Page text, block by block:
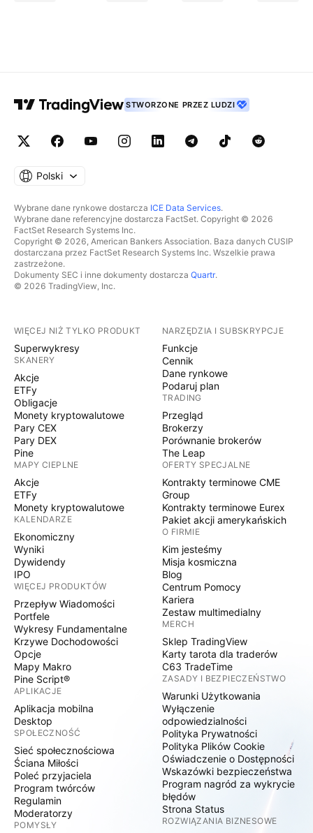
STWORZONE PRZEZ LUDZI
Polski
Wybrane dane rynkowe dostarcza ICE Data Services.
Wybrane dane referencyjne dostarcza FactSet. Copyright © 2026
FactSet Research Systems Inc.
Copyright © 2026, American Bankers Association. Baza danych CUSIP
dostarczana przez FactSet Research Systems Inc. Wszelkie prawa
zastrzeżone.
Dokumenty SEC i inne dokumenty dostarcza Quartr.
© 2026 TradingView, Inc.
WIĘCEJ NIŻ TYLKO PRODUKT
Superwykresy
SKANERY
Akcje
ETFy
Obligacje
Monety kryptowalutowe
Pary CEX
Pary DEX
Pine
MAPY CIEPLNE
Akcje
ETFy
Monety kryptowalutowe
KALENDARZE
Ekonomiczny
Wyniki
Dywidendy
IPO
WIĘCEJ PRODUKTÓW
Przepływ Wiadomości
Portfele
Wykresy Fundamentalne
Krzywe Dochodowości
Opcje
Mapy Makro
Pine Script®
APLIKACJE
Aplikacja mobilna
Desktop
SPOŁECZNOŚĆ
Sieć społecznościowa
Ściana Miłości
Poleć przyjaciela
Program twórców
Regulamin
Moderatorzy
POMYSŁY
NARZĘDZIA I SUBSKRYPCJE
Funkcje
Cennik
Dane rynkowe
Podaruj plan
TRADING
Przegląd
Brokerzy
Porównanie brokerów
The Leap
OFERTY SPECJALNE
Kontrakty terminowe CME
Group
Kontrakty terminowe Eurex
Pakiet akcji amerykańskich
O FIRMIE
Kim jesteśmy
Misja kosmiczna
Blog
Centrum Pomocy
Kariera
Zestaw multimedialny
MERCH
Sklep TradingView
Karty tarota dla traderów
C63 TradeTime
ZASADY I BEZPIECZEŃSTWO
Warunki Użytkowania
Wyłączenie
odpowiedzialności
Polityka Prywatności
Polityka Plików Cookie
Oświadczenie o Dostępności
Wskazówki bezpieczeństwa
Program nagród za wykrycie
błędów
Strona Status
ROZWIĄZANIA BIZNESOWE